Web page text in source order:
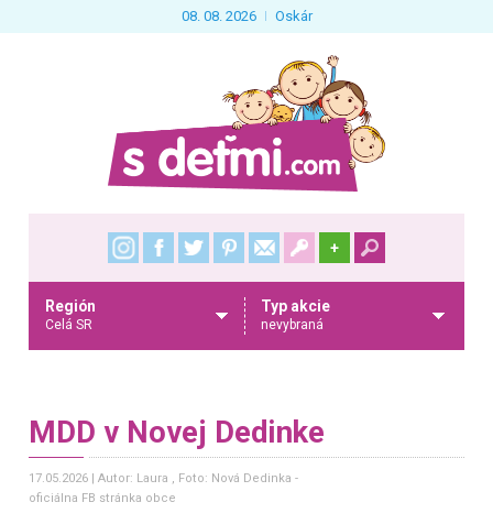
08. 08. 2026 Oskár
+
Región
Celá SR
Typ akcie
nevybraná
MDD v Novej Dedinke
17.05.2026 Autor: Laura , Foto: Nová Dedinka -
oficiálna FB stránka obce